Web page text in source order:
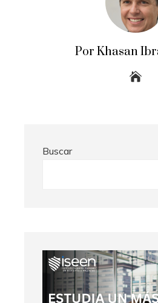
Por Khasan
Buscar